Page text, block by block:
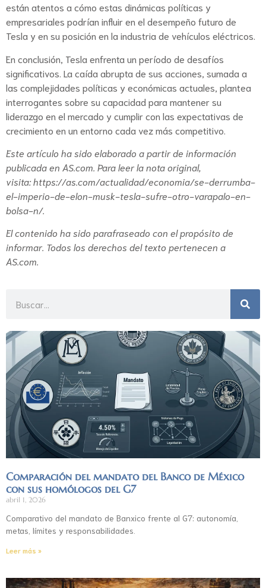
están atentos a cómo estas dinámicas políticas y
empresariales podrían influir en el desempeño futuro de
Tesla y en su posición en la industria de vehículos eléctricos.
En conclusión, Tesla enfrenta un período de desafíos
significativos. La caída abrupta de sus acciones, sumada a
las complejidades políticas y económicas actuales, plantea
interrogantes sobre su capacidad para mantener su
liderazgo en el mercado y cumplir con las expectativas de
crecimiento en un entorno cada vez más competitivo.
Este artículo ha sido elaborado a partir de información
publicada en AS.com . Para leer la nota original,
visita:https://as.com/actualidad/economia/se-derrumba-
el-imperio-de-elon-musk-tesla-sufre-otro-varapalo-en-
bolsa-n/.
El contenido ha sido parafraseado con el propósito de
informar. Todos los derechos del texto pertenecen a
AS.com.
Comparación del mandato del Banco de México
con sus homólogos del G7
abril 1, 2026
Comparativo del mandato de Banxico frente al G7: autonomía,
metas, límites y responsabilidades.
Leer más »